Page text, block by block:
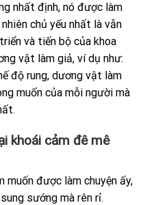
nhất định, nó được làm
chủ yếu nhất là vẫn
và tiến bộ của khoa
vật làm giả, ví dụ như:
độ rung, dương vật làm
muốn của mỗi người mà
khoái cảm đê mê
muốn được làm chuyện ấy,
sướng mà rên rỉ.